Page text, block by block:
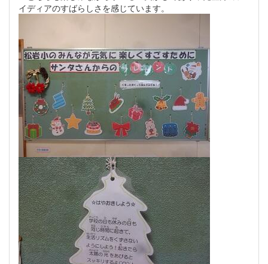
イディアのすばらしさを感じています。